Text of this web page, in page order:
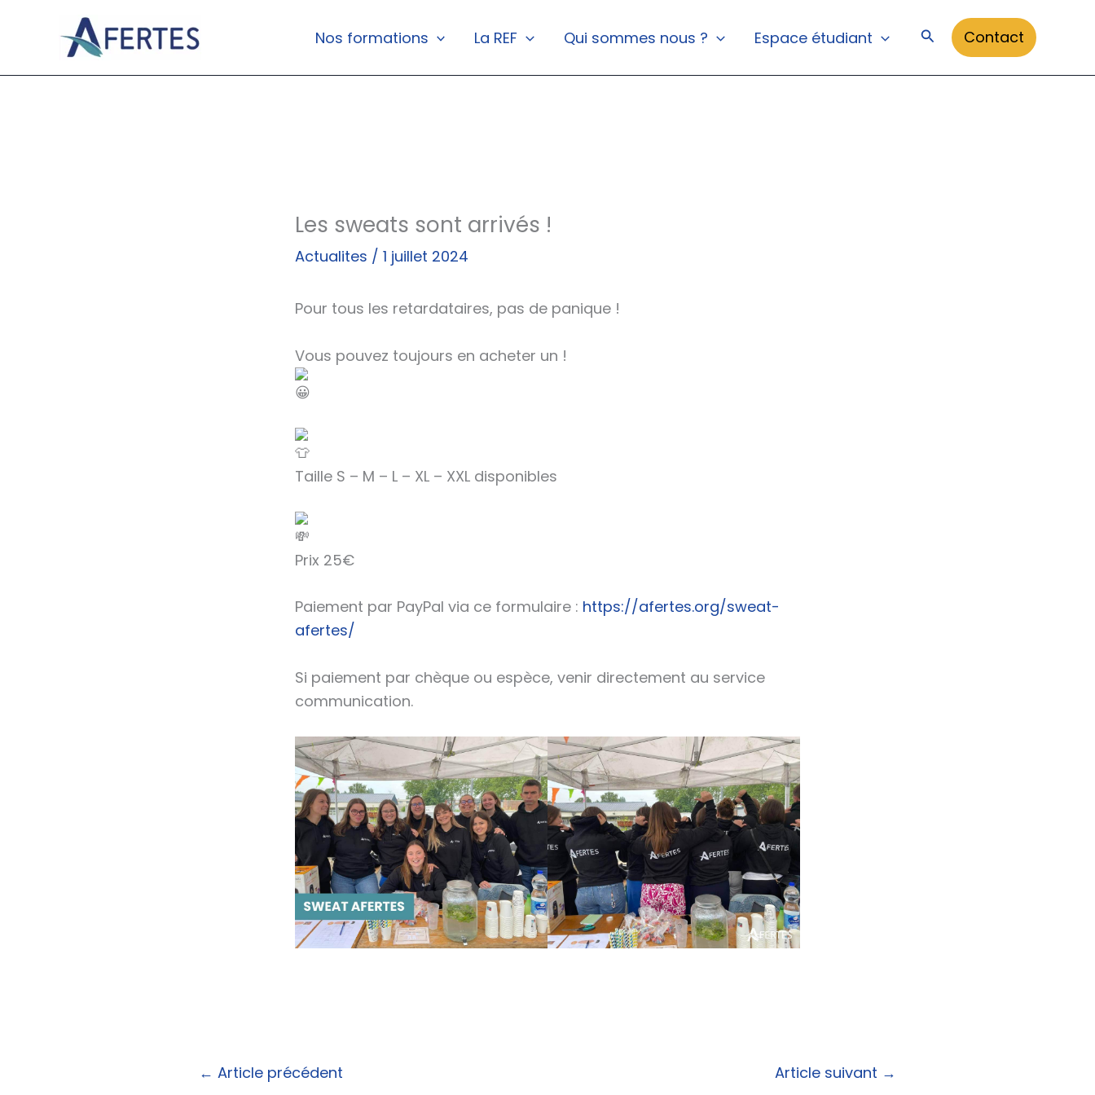
Nos formations La REF Qui sommes nous ? Espace étudiant Rechercher
Contact
Les sweats sont arrivés !
Actualites /1 juillet 2024
Pour tous les retardataires, pas de panique !
Vous pouvez toujours en acheter un !
Taille S – M – L – XL – XXL disponibles
Prix 25€
Paiement par PayPal via ce formulaire : https://afertes.org/sweat-
afertes/
Si paiement par chèque ou espèce, venir directement au service
communication.
← Article précédent Article suivant →